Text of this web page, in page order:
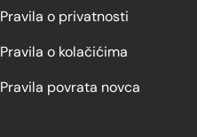
Pravila o privatnosti
Pravila o kolačićima
Pravila povrata novca